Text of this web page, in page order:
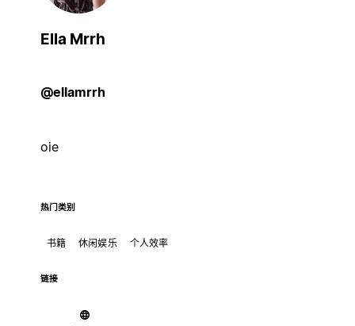
Ella Mrrh
@ellamrrh
oie
热门类别
书籍 休闲娱乐 个人效率
链接